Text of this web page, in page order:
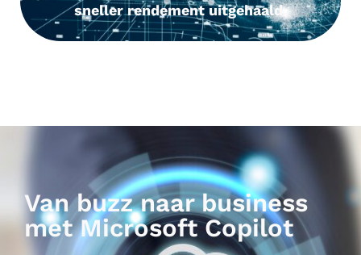
sneller rendement uitgehaald.
Van buzz naar business
met Microsoft Copilot